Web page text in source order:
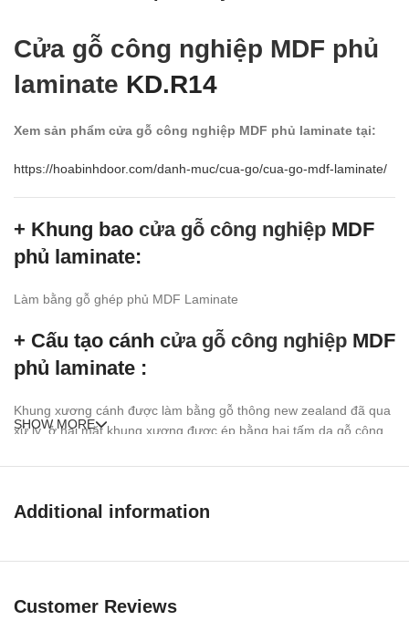
Cửa gỗ công nghiệp MDF phủ
laminate KD.R14
Xem sản phẩm cửa gỗ công nghiệp MDF phủ laminate tại:
https://hoabinhdoor.com/danh-muc/cua-go/cua-go-mdf-laminate/
+ Khung bao cửa gỗ công nghiệp MDF
phủ laminate:
Làm bằng gỗ ghép phủ MDF Laminate
+ Cấu tạo cánh cửa gỗ công nghiệp MDF
phủ laminate :
Khung xương cánh được làm bằng gỗ thông new zealand đã qua
xử lý, ở hai mặt khung xương được ép bằng hai tấm da gỗ công
lý và trộn keo chuyên dụng ép ở nhiệt độ và áp suất trung bình
SHOW MORE
Additional information
Customer Reviews